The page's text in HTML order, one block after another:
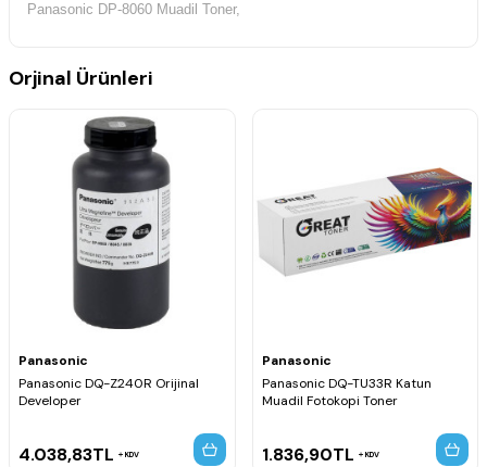
Panasonic DP-8060 Muadil Toner,
Orjinal Ürünleri
Panasonic
Panasonic DQ-Z240R Orijinal
Developer
4.038,83TL KDV
Panasonic
Panasonic DQ-TU33R Katun
Muadil Fotokopi Toner
1.836,90TL KDV